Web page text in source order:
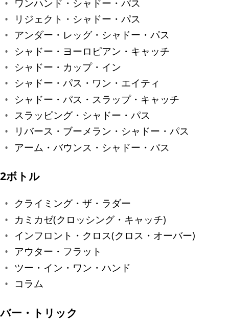
ワンハンド・シャドー・パス
リジェクト・シャドー・パス
アンダー・レッグ・シャドー・パス
シャドー・ヨーロピアン・キャッチ
シャドー・カップ・イン
シャドー・パス・ワン・エイティ
シャドー・パス・スラップ・キャッチ
スラッピング・シャドー・パス
リバース・ブーメラン・シャドー・パス
アーム・バウンス・シャドー・パス
2ボトル
クライミング・ザ・ラダー
カミカゼ(クロッシング・キャッチ)
インフロント・クロス(クロス・オーバー)
アウター・フラット
ツー・イン・ワン・ハンド
コラム
バー・トリック